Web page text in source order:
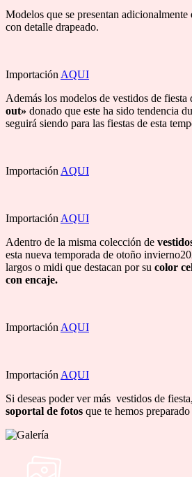
Modelos que se presentan adicionalmente
con detalle drapeado.
Importación AQUI
Además los modelos de vestidos de fiesta
out» donado que este ha sido tendencia
seguirá siendo para las fiestas de esta
Importación AQUI
Importación AQUI
Adentro de la misma colección de
esta nueva temporada de otoño
largos o midi que destacan por su color
con encaje.
Importación AQUI
Importación AQUI
Si deseas poder ver más vestidos de
soportal de fotos que te hemos